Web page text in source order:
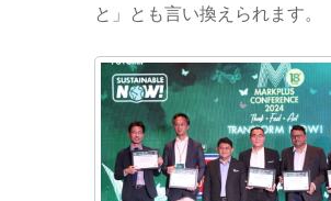
と」とも言い換えられます。